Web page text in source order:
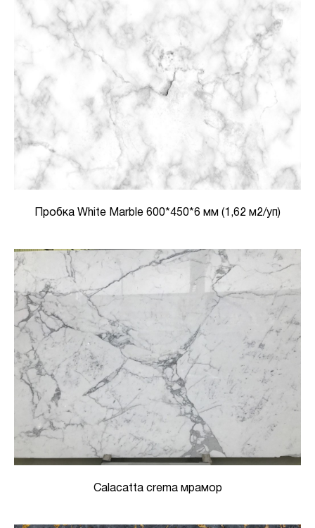
Пробка White Marble 600*450*6 мм (1,62 м2/уп)
Calacatta crema мрамор